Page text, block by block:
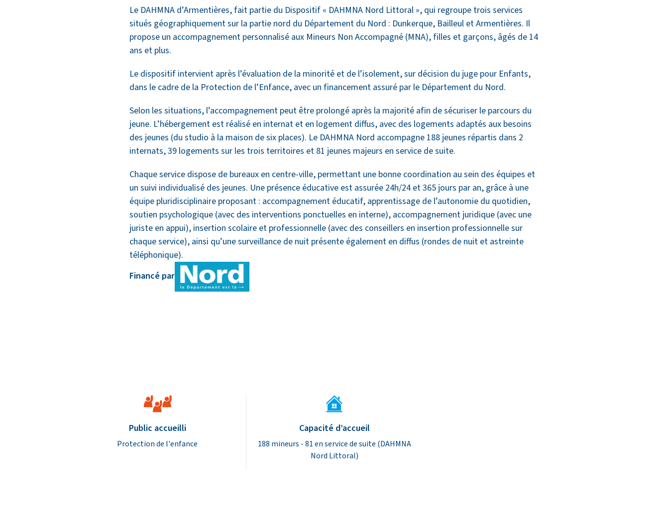
Le DAHMNA d’Armentières, fait partie du Dispositif « DAHMNA Nord Littoral », qui regroupe trois services
situés géographiquement sur la partie nord du Département du Nord : Dunkerque, Bailleul et Armentières. Il
propose un accompagnement personnalisé aux Mineurs Non Accompagné (MNA), filles et garçons, âgés de 14
ans et plus.
Le dispositif intervient après l’évaluation de la minorité et de l’isolement, sur décision du juge pour Enfants,
dans le cadre de la Protection de l’Enfance, avec un financement assuré par le Département du Nord.
Selon les situations, l’accompagnement peut être prolongé après la majorité afin de sécuriser le parcours du
jeune. L’hébergement est réalisé en internat et en logement diffus, avec des logements adaptés aux besoins
des jeunes (du studio à la maison de six places). Le DAHMNA Nord accompagne 188 jeunes répartis dans 2
internats, 39 logements sur les trois territoires et 81 jeunes majeurs en service de suite.
Chaque service dispose de bureaux en centre-ville, permettant une bonne coordination au sein des équipes et
un suivi individualisé des jeunes. Une présence éducative est assurée 24h/24 et 365 jours par an, grâce à une
équipe pluridisciplinaire proposant : accompagnement éducatif, apprentissage de l’autonomie du quotidien,
soutien psychologique (avec des interventions ponctuelles en interne), accompagnement juridique (avec une
juriste en appui), insertion scolaire et professionnelle (avec des conseillers en insertion professionnelle sur
chaque service), ainsi qu’une surveillance de nuit présente également en diffus (rondes de nuit et astreinte
téléphonique).
Financé par
Caractéristiques de l’établissement
Public accueilli
Protection de l'enfance
Capacité d’accueil
188 mineurs - 81 en service de suite (DAHMNA
Nord Littoral)